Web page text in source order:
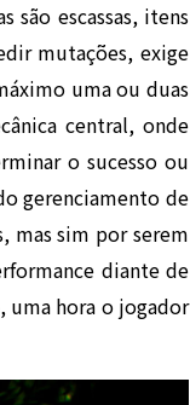
são escassas, itens
mutações, exige
uma ou duas
central, onde
o sucesso ou
gerenciamento de
mas sim por serem
diante de
uma hora o jogador